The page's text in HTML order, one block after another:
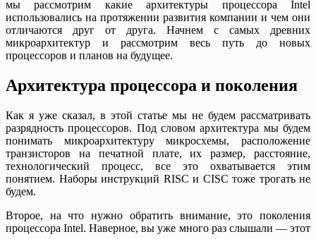
мы рассмотрим какие архитектуры процессора Intel
использовались на протяжении развития компании и чем они
отличаются друг от друга. Начнем с самых древних
микроархитектур и рассмотрим весь путь до новых
процессоров и планов на будущее.
Архитектура процессора и поколения
Как я уже сказал, в этой статье мы не будем рассматривать
разрядность процессоров. Под словом архитектура мы будем
понимать микроархитектуру микросхемы, расположение
транзисторов на печатной плате, их размер, расстояние,
технологический процесс, все это охватывается этим
понятием. Наборы инструкций RISC и CISC тоже трогать не
будем.
Второе, на что нужно обратить внимание, это поколения
процессора Intel. Наверное, вы уже много раз слышали — этот